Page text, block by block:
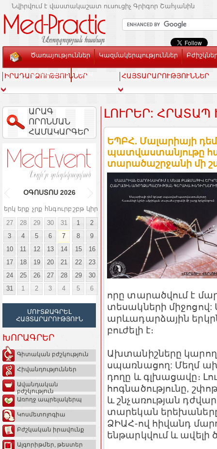
Նվիրվում է վաստակաշատ ուսուցիչ Գրիգոր Շահյանին
Ծառայություններ Կազմակերպություններ
Տեսասրահ Կապ
ԻՐԱԴԱՐՁՈՒԹՅՈՒՆՆԵՐ ՀԱՅՏԱՐԱՐՈՒԹՅՈՒՆՆԵՐ
ԱՐԱԳ
ՈՐՈՆՄԱՆ
ՀԱՄԱԿԱՐԳԵՐ
ՕԳՈՍՏՈՍ 2026
երկ երք չրք հնգուրբ շբթ կիր
27
28 29 30 31 1
2
3
4 5 6 7 8
9
10
11 12 13 14 15
16
17
18 19 20 21 22
23
24
25 26 27 28 29
30
31
1 2 3 4 5 6
ՄՈՒՏՔԱԳՐԵԼ
ՀԱՅՏԱՐԱՐՈՒԹՅՈՒՆ
ԽՈՐԱԳՐԵՐ
Գիտական բժշկություն
Հիվանդություններ
Ավանդական
բժշկություն
Առողջ ապրելակերպ
Կոսմետոլոգիա
Բժշկական իրավունք
Ալգորիթմեր, թեստեր
ԼՈՒՐԵՐ:
ԵՊԲՀ. Մալարիայի
պատվաստանյութը
տարածաշրջանի մի
որը տարածվում է
տեսակների միջոցով:
արևադարձային
բուժելի է։
Ախտանիշները կարող
սպառնացող: Մեղմ
դողը և գլխացավը։
հոգնածությունը,
և շնչառության
տարեկան
ՁԻԱՀ-ով հիվանդ
ենթարկվում և